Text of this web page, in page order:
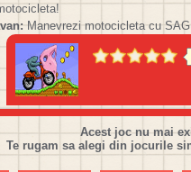
Manevrezi motocicleta cu
Acest joc nu mai
Te rugam sa alegi din jocurile